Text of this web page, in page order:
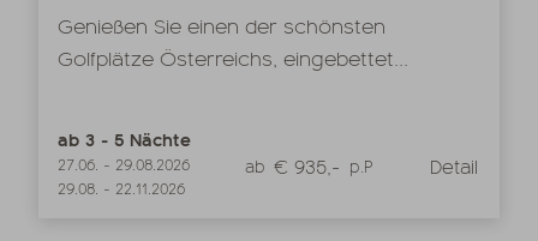
Genießen Sie einen der schönsten
Golfplätze Österreichs, eingebettet...
ab 3 - 5 Nächte
27.06. - 29.08.2026
29.08. - 22.11.2026
ab € 935,- p.P Detail